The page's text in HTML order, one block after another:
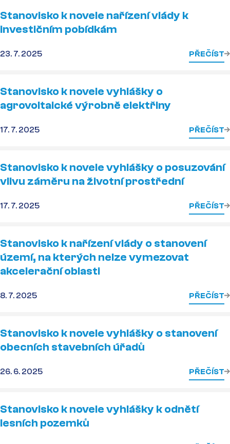
Stanovisko k novele nařízení vlády k
investičním pobídkám
23. 7. 2025 PŘEČÍST
Stanovisko k novele vyhlášky o
agrovoltaické výrobně elektřiny
17. 7. 2025 PŘEČÍST
Stanovisko k novele vyhlášky o posuzování
vlivu záměru na životní prostřední
17. 7. 2025 PŘEČÍST
Stanovisko k nařízení vlády o stanovení
území, na kterých nelze vymezovat
akcelerační oblasti
8. 7. 2025 PŘEČÍST
Stanovisko k novele vyhlášky o stanovení
obecních stavebních úřadů
26. 6. 2025 PŘEČÍST
Stanovisko k novele vyhlášky k odnětí
lesních pozemků